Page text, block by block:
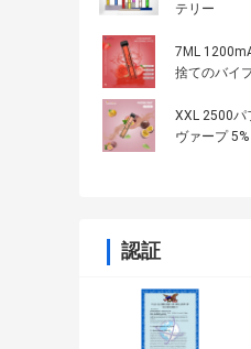
テリー
7ML
捨てのバイ
XXL 2500パ
ヴァープ
認証